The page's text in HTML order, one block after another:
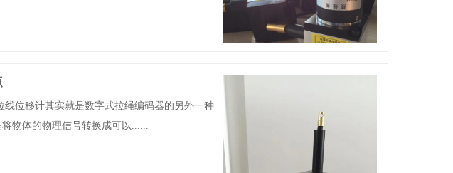
位移计其实就是数字式拉绳编码器的另外一种
物体的物理信号转换成可以......